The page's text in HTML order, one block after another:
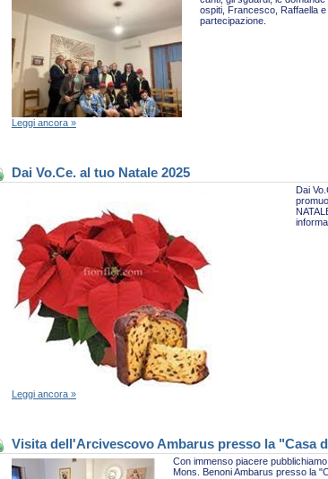
ospiti, Francesco, Raffaella
partecipazione.
Leggi ancora »
Dai Vo.Ce. al tuo Natale 2025
Dai
Leggi ancora »
Visita dell'Arcivescovo Ambarus presso la "Casa
Con immenso piacere
Mons. Benoni Ambarus presso la